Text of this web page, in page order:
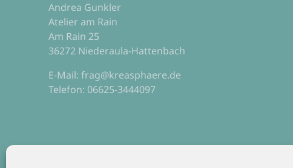
Andrea Gunkler
Atelier am Rain
Am Rain 25
36272 Niederaula-Hattenbach
E-Mail: frag@kreasphaere.de
Telefon: 06625-3444097